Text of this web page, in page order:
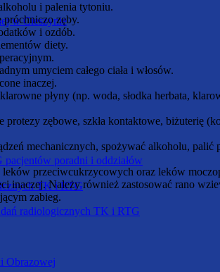
w Cieszynie
poradni i oddziałów
TK i RTG
radiologicznych TK i RTG
Obrazowej
i palenia tytoniu.
zęby.
i ozdób.
diety.
umyciem całego ciała i włosów.
inaczej.
płyny (np. woda, słodka herbata,
zębowe, szkła kontaktowe, biżuterię
mechanicznych, spożywać alkoholu, palić
przeciwcukrzycowych oraz leków
inaczej. Należy również zastosować rano
zabieg.